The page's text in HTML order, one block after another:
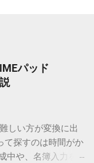
パッド
しい方が変換に出
て探すのは時間がか
中や、名簿入力を